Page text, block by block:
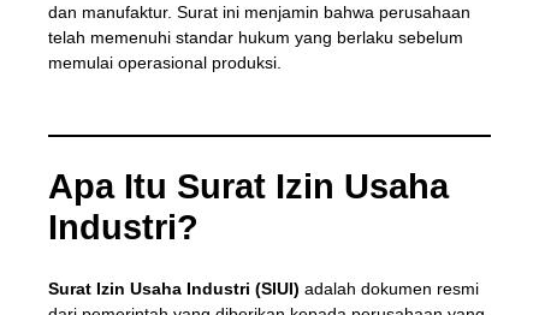
dan manufaktur. Surat ini menjamin bahwa perusahaan
telah memenuhi standar hukum yang berlaku sebelum
memulai operasional produksi.
Apa Itu Surat Izin Usaha
Industri?
Surat Izin Usaha Industri (SIUI) adalah dokumen resmi